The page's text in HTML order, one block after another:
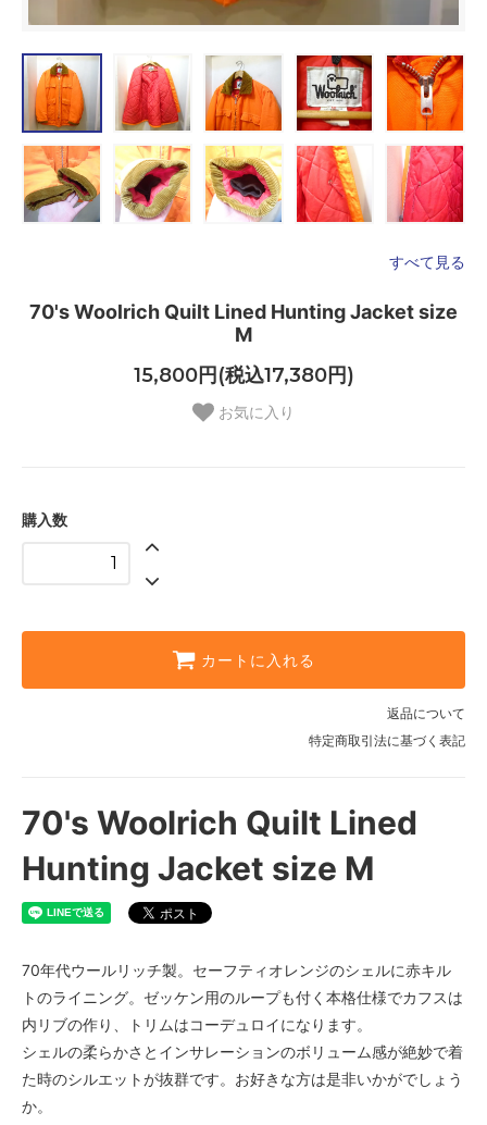
すべて見る
70's Woolrich Quilt Lined Hunting Jacket size
M
15,800円(税込17,380円)
お気に入り
購入数
カートに入れる
返品について
特定商取引法に基づく表記
70's Woolrich Quilt Lined
Hunting Jacket size M
70年代ウールリッチ製。セーフティオレンジのシェルに赤キル
トのライニング。ゼッケン用のループも付く本格仕様でカフスは
内リブの作り、トリムはコーデュロイになります。
シェルの柔らかさとインサレーションのボリューム感が絶妙で着
た時のシルエットが抜群です。お好きな方は是非いかがでしょう
か。